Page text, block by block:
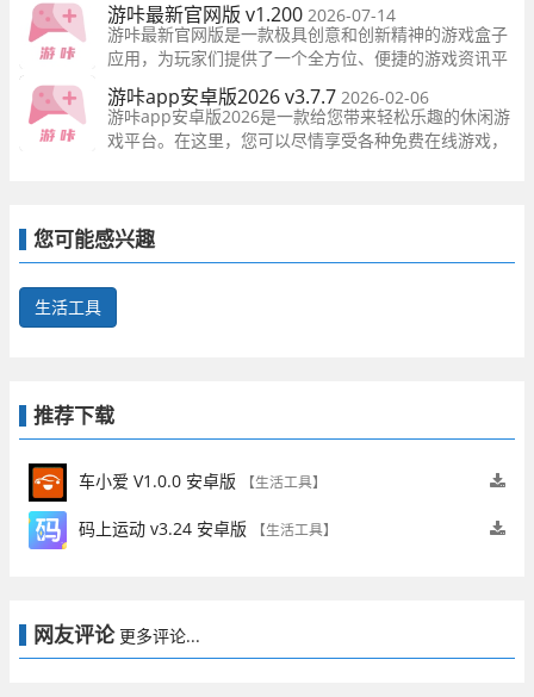
游咔最新官网版 v1.200 2026-07-14
游咔最新官网版是一款极具创意和创新精神的游戏盒子
应用，为玩家们提供了一个全方位、便捷的游戏资讯平
台。无论是想了解热门游戏还是最新发布的游戏，都能
够通过游咔最新版2024得到及时的消息。
游咔app安卓版2026 v3.7.7 2026-02-06
游咔app安卓版2026是一款给您带来轻松乐趣的休闲游
戏平台。在这里，您可以尽情享受各种免费在线游戏，
您可能感兴趣
生活工具
推荐下载
车小爱 V1.0.0 安卓版 【生活工具】
码上运动 v3.24 安卓版 【生活工具】
网友评论 更多评论...